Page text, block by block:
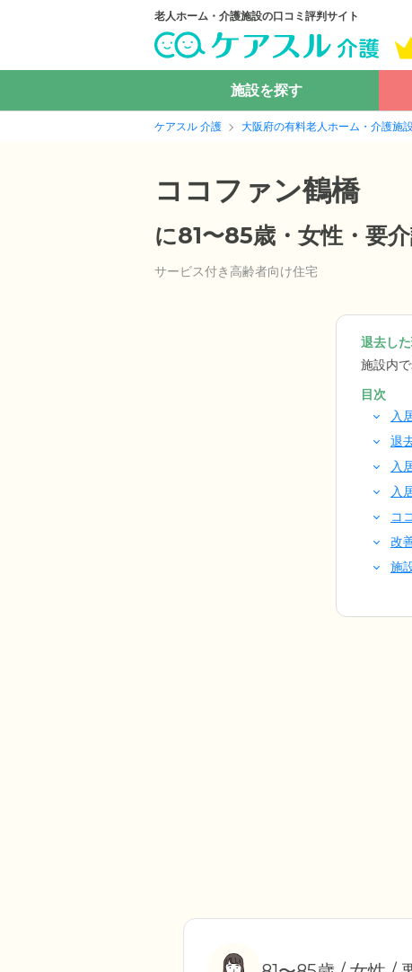
老人ホーム・介護施設の口コミ評判サイト
施設を探す
ケアスル 介護 大阪府の有料老人ホーム・介護施
ココファン鶴橋
に81〜85歳・女性・要
サービス付き高齢者向け住宅
退去し
施設内
目次
入
退
入
入
コ
改
施